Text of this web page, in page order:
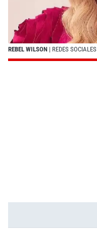
REBEL WILSON | REDES SOCIALES